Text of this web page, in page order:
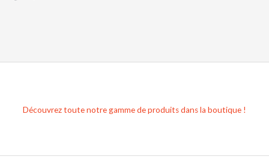
Découvrez toute notre gamme de produits dans la boutique !